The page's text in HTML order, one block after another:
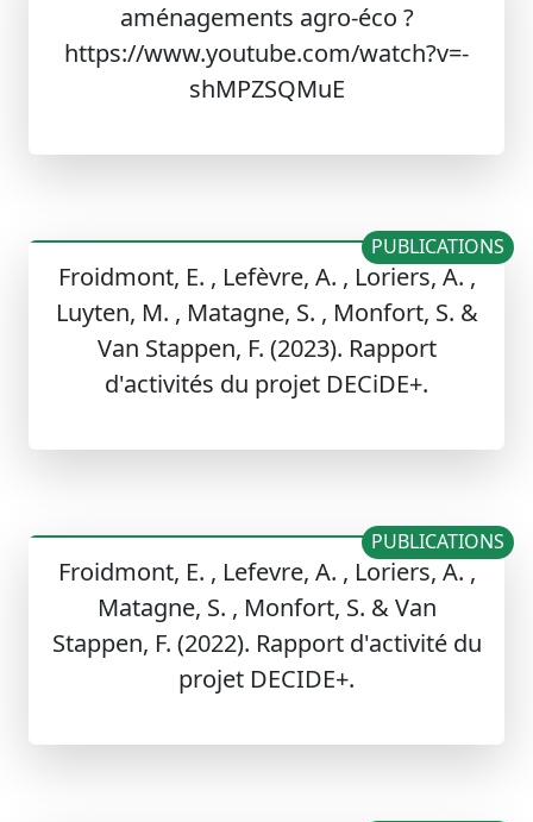
aménagements agro-éco ?
https://www.youtube.com/watch?v=-
shMPZSQMuE
Froidmont, E. , Lefèvre, A. , Loriers, A. ,
Luyten, M. , Matagne, S. , Monfort, S. &
Van Stappen, F. (2023). Rapport
d'activités du projet DECiDE+.
PUBLICATIONS
Froidmont, E. , Lefevre, A. , Loriers, A. ,
Matagne, S. , Monfort, S. & Van
Stappen, F. (2022). Rapport d'activité du
projet DECIDE+.
PUBLICATIONS